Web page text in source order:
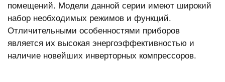
помещений. Модели данной серии имеют широкий
набор необходимых режимов и функций.
Отличительными особенностями приборов
является их высокая энергоэффективностью и
наличие новейших инверторных компрессоров.